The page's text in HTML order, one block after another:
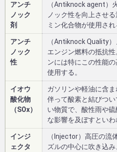
アンチ
ノック
剤
（Antiknock agent）
ノック性を向上させ
ミン化合物が使用され
アンチ
ノック
性
（Antiknock Quality
エンジン燃料の抵抗
ンには特にこの性能
使用する。
イオウ
酸化物
（SOx）
ガソリンや軽油に含
伴って酸素と結びつ
い物質で、酸性雨や
な影響を及ぼすといわ
インジ
ェクタ
（Injector）高圧の流
ズルの中心に吹き込